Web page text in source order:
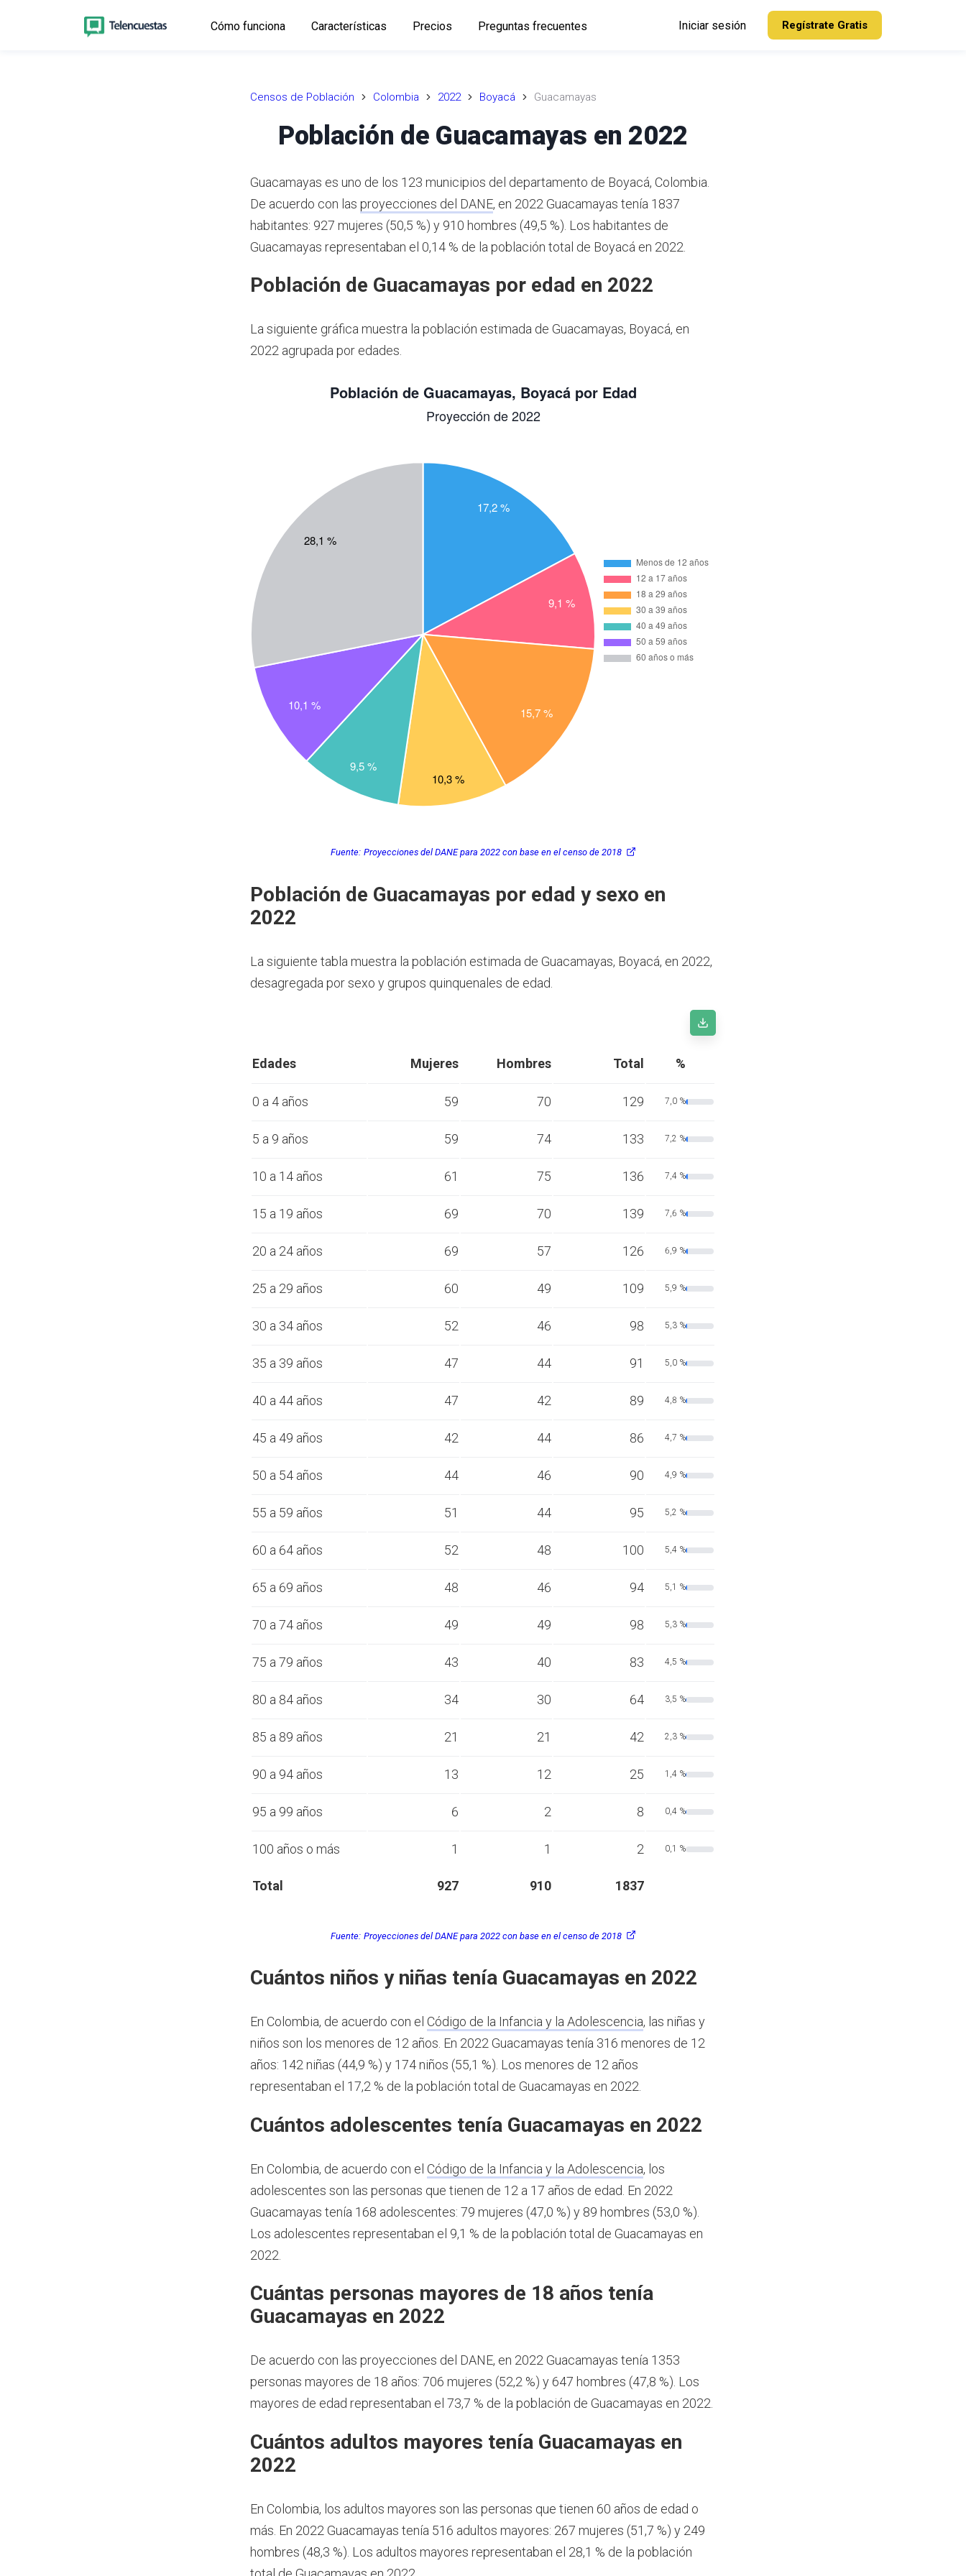
Cómo funciona Características Precios Preguntas frecuentes Iniciar sesión Regístrate Gratis
Censos de Población Colombia 2022 Boyacá Guacamayas
Población de Guacamayas en 2022
Guacamayas es uno de los 123 municipios del departamento de Boyacá, Colombia.
De acuerdo con las proyecciones del DANE, en 2022 Guacamayas tenía 1837
habitantes: 927 mujeres (50,5 %) y 910 hombres (49,5 %). Los habitantes de
Guacamayas representaban el 0,14 % de la población total de Boyacá en 2022.
Población de Guacamayas por edad en 2022
La siguiente gráfica muestra la población estimada de Guacamayas, Boyacá, en
2022 agrupada por edades.
Fuente: Proyecciones del DANE para 2022 con base en el censo de 2018
Población de Guacamayas por edad y sexo en
2022
La siguiente tabla muestra la población estimada de Guacamayas, Boyacá, en 2022,
desagregada por sexo y grupos quinquenales de edad.
Edades Mujeres Hombres Total %
0 a 4 años 59 70 129 7,0 %
5 a 9 años 59 74 133 7,2 %
10 a 14 años 61 75 136 7,4 %
15 a 19 años 69 70 139 7,6 %
20 a 24 años 69 57 126 6,9 %
25 a 29 años 60 49 109 5,9 %
30 a 34 años 52 46 98 5,3 %
35 a 39 años 47 44 91 5,0 %
40 a 44 años 47 42 89 4,8 %
45 a 49 años 42 44 86 4,7 %
50 a 54 años 44 46 90 4,9 %
55 a 59 años 51 44 95 5,2 %
60 a 64 años 52 48 100 5,4 %
65 a 69 años 48 46 94 5,1 %
70 a 74 años 49 49 98 5,3 %
75 a 79 años 43 40 83 4,5 %
80 a 84 años 34 30 64 3,5 %
85 a 89 años 21 21 42 2,3 %
90 a 94 años 13 12 25 1,4 %
95 a 99 años 6 2 8 0,4 %
100 años o más 1 1 2 0,1 %
Total 927 910 1837
Fuente: Proyecciones del DANE para 2022 con base en el censo de 2018
Cuántos niños y niñas tenía Guacamayas en 2022
En Colombia, de acuerdo con el Código de la Infancia y la Adolescencia, las niñas y
niños son los menores de 12 años. En 2022 Guacamayas tenía 316 menores de 12
años: 142 niñas (44,9 %) y 174 niños (55,1 %). Los menores de 12 años
representaban el 17,2 % de la población total de Guacamayas en 2022.
Cuántos adolescentes tenía Guacamayas en 2022
En Colombia, de acuerdo con el Código de la Infancia y la Adolescencia, los
adolescentes son las personas que tienen de 12 a 17 años de edad. En 2022
Guacamayas tenía 168 adolescentes: 79 mujeres (47,0 %) y 89 hombres (53,0 %).
Los adolescentes representaban el 9,1 % de la población total de Guacamayas en
2022.
Cuántas personas mayores de 18 años tenía
Guacamayas en 2022
De acuerdo con las proyecciones del DANE, en 2022 Guacamayas tenía 1353
personas mayores de 18 años: 706 mujeres (52,2 %) y 647 hombres (47,8 %). Los
mayores de edad representaban el 73,7 % de la población de Guacamayas en 2022.
Cuántos adultos mayores tenía Guacamayas en
2022
En Colombia, los adultos mayores son las personas que tienen 60 años de edad o
más. En 2022 Guacamayas tenía 516 adultos mayores: 267 mujeres (51,7 %) y 249
hombres (48,3 %). Los adultos mayores representaban el 28,1 % de la población